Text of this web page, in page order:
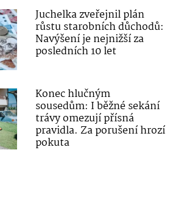
Juchelka zveřejnil plán
růstu starobních důchodů:
Navýšení je nejnižší za
posledních 10 let
Konec hlučným
sousedům: I běžné sekání
trávy omezují přísná
pravidla. Za porušení hrozí
pokuta